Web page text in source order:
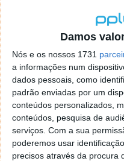
Damos
Nós e os nossos 1731
a informações num
dados pessoais, como
padrão enviadas por um
conteúdos personalizados,
conteúdos, pesquisa de
serviços. Com a sua
poderemos usar
precisos através da procura
A Nvidia tem, nos
atenção às GPUs topo
com um preço mais
mais para trás os
fabricante lançou as
desktop, mais de um
RTX 30. Contudo, este
encontra-se a preços,
450 euros, o que o
jogadores.